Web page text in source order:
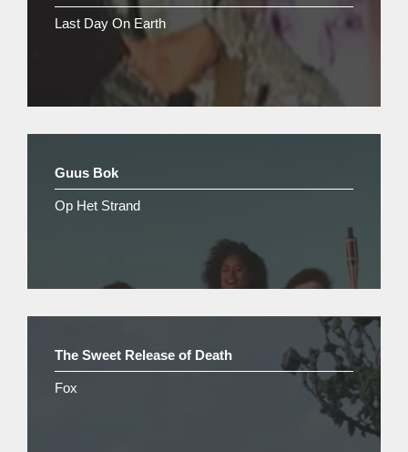
Last Day On Earth
Guus Bok
Op Het Strand
The Sweet Release of Death
Fox